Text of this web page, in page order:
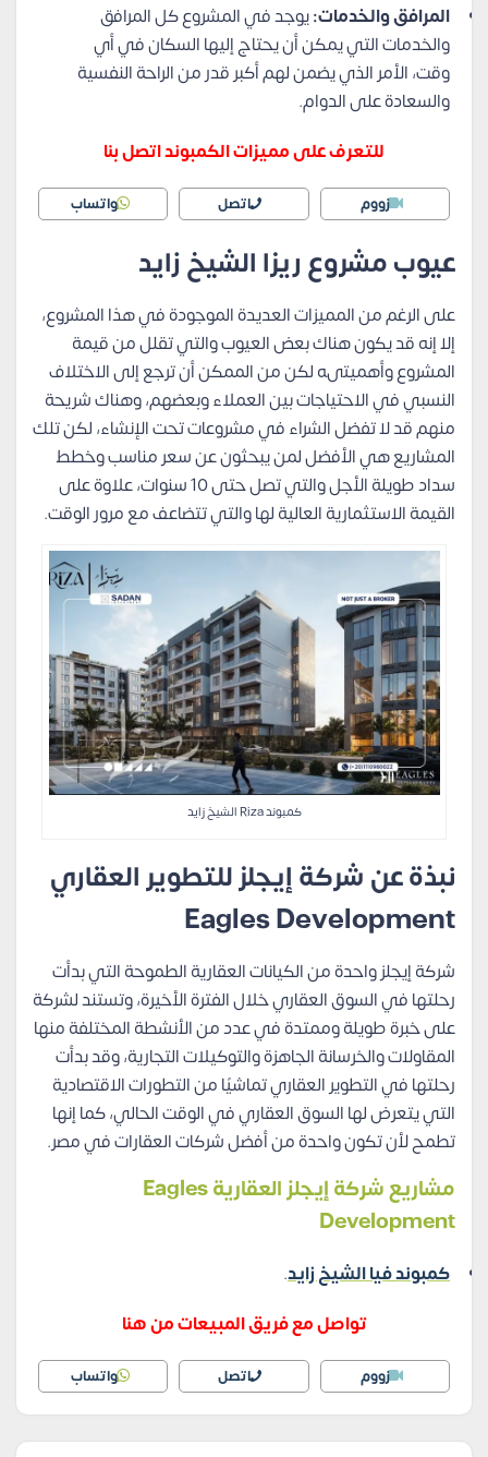
المرافق والخدمات:يوجد في المشروع كل المرافق
والخدمات التي يمكن أن يحتاج إليها السكان في أي
وقت، الأمر الذي يضمن لهم أكبر قدر من الراحة النفسية
والسعادة على الدوام.
للتعرف على مميزات الكمبوند اتصل بنا
زووم اتصل واتساب
عيوب مشروع ريزا الشيخ زايد
على الرغم من المميزات العديدة الموجودة في هذا المشروع،
إلا إنه قد يكون هناك بعض العيوب والتي تقلل من قيمة
المشروع وأهميتىه لكن من الممكن أن ترجع إلى الاختلاف
النسبي في الاحتياجات بين العملاء وبعضهم، وهناك شريحة
منهم قد لا تفضل الشراء في مشروعات تحت الإنشاء، لكن تلك
المشاريع هي الأفضل لمن يبحثون عن سعر مناسب وخطط
سداد طويلة الأجل والتي تصل حتى 10 سنوات، علاوة على
القيمة الاستثمارية العالية لها والتي تتضاعف مع مرور الوقت.
كمبوند Riza الشيخ زايد
نبذة عن شركة إيجلز للتطوير العقاري
Eagles Development
شركة إيجلز واحدة من الكيانات العقارية الطموحة التي بدأت
رحلتها في السوق العقاري خلال الفترة الأخيرة، وتستند لشركة
على خبرة طويلة وممتدة في عدد من الأنشطة المختلفة منها
المقاولات والخرسانة الجاهزة والتوكيلات التجارية، وقد بدأت
رحلتها في التطوير العقاري تماشيًا من التطورات الاقتصادية
التي يتعرض لها السوق العقاري في الوقت الحالي، كما إنها
تطمح لأن تكون واحدة من أفضل شركات العقارات في مصر.
مشاريع شركة إيجلز العقارية Eagles
Development
كمبوند فيا الشيخ زايد.
تواصل مع فريق المبيعات من هنا
زووم اتصل واتساب